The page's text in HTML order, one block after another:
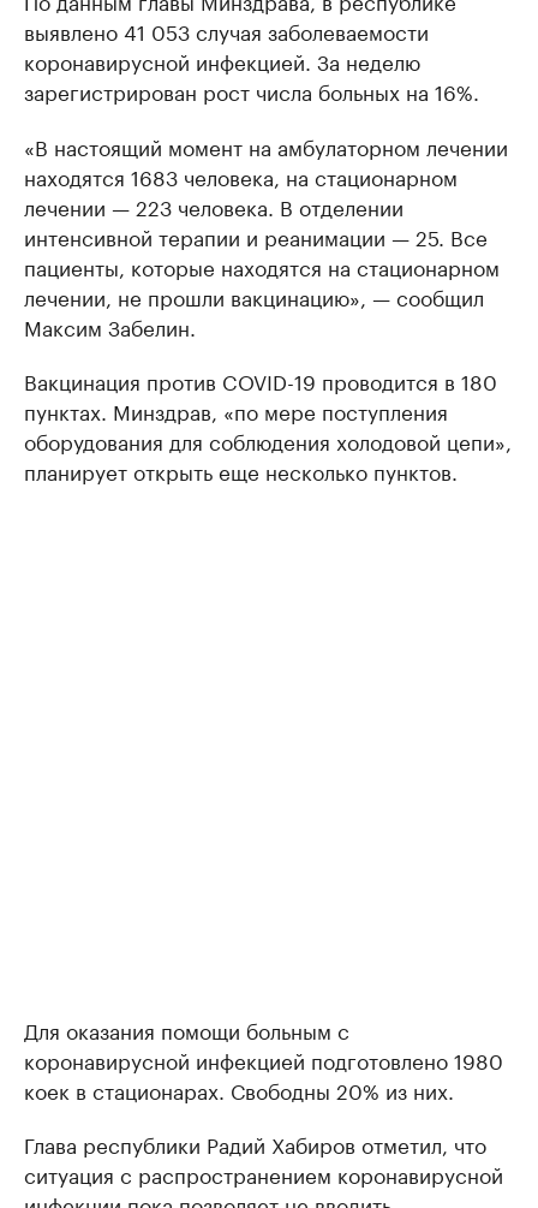
выявлено 41 053 случая заболеваемости
коронавирусной инфекцией. За неделю
зарегистрирован рост числа больных на 16%.
«В настоящий момент на амбулаторном лечении
находятся 1683 человека, на стационарном
лечении — 223 человека. В отделении
интенсивной терапии и реанимации — 25. Все
пациенты, которые находятся на стационарном
лечении, не прошли вакцинацию», — сообщил
Максим Забелин.
Вакцинация против COVID-19 проводится в 180
пунктах. Минздрав, «по мере поступления
оборудования для соблюдения холодовой цепи»,
планирует открыть еще несколько пунктов.
Для оказания помощи больным с
коронавирусной инфекцией подготовлено 1980
коек в стационарах. Свободны 20% из них.
Глава республики Радий Хабиров отметил, что
ситуация с распространением коронавирусной